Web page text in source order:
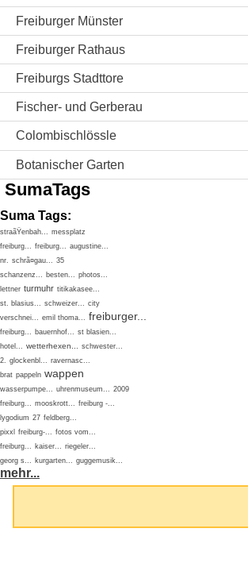
Freiburger Münster
Freiburger Rathaus
Freiburgs Stadttore
Fischer- und Gerberau
Colombischlössle
Botanischer Garten
SumaTags
Suma Tags:
straãŸenbah... messplatz
freiburg... freiburg... augustine...
nr. schrã¤gau... 35
schanzenz... besten... photos...
lettner turmuhr titikakasee...
st. blasius... schweizer... city
verschnei... emil thoma... freiburger...
freiburg... bauernhof... st blasien...
hotel... wetterhexen...
schwester...
2. glockenbl... ravernasc...
brat pappeln wappen
wasserpumpe... uhrenmuseum... 2009
freiburg... mooskrott... freiburg -...
lygodium 27 feldberg...
pixxl freiburg-... fotos vom...
freiburg... kaiser... riegeler...
georg s... kurgarten... guggemusik...
mehr...